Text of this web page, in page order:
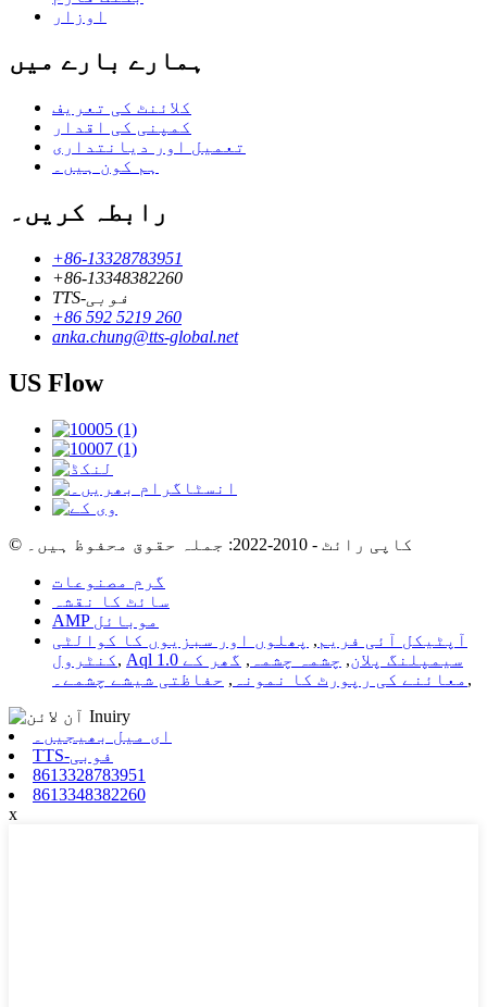
اوزار
ہمارے بارے میں
کلائنٹ کی تعریف
کمپنی کی اقدار
تعمیل اور دیانتداری
ہم کون ہیں۔
رابطہ کریں۔
+86-13328783951
+86-13348382260
TTS-فوبی
+86 592 5219 260
anka.chung@tts-global.net
US Flow
© کاپی رائٹ - 2010-2022: جملہ حقوق محفوظ ہیں۔
گرم مصنوعات
سائٹ کا نقشہ
AMP موبائل
آپٹیکل آئی فریم , پھلوں اور سبزیوں کا کوالٹی
کنٹرول, Aql 1.0 سیمپلنگ پلان, چشمہ چشمہ , گھر کے
معائنے کی رپورٹ کا نمونہ , حفاظتی شیشے چشمے۔ ,
ای میل بھیجیں۔
TTS-فوبی
8613328783951
8613348382260
x